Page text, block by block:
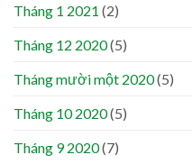
Tháng 1 2021 (2)
Tháng 12 2020(5)
Tháng mười một 2020(5)
Tháng 10 2020(5)
Tháng 9 2020(7)